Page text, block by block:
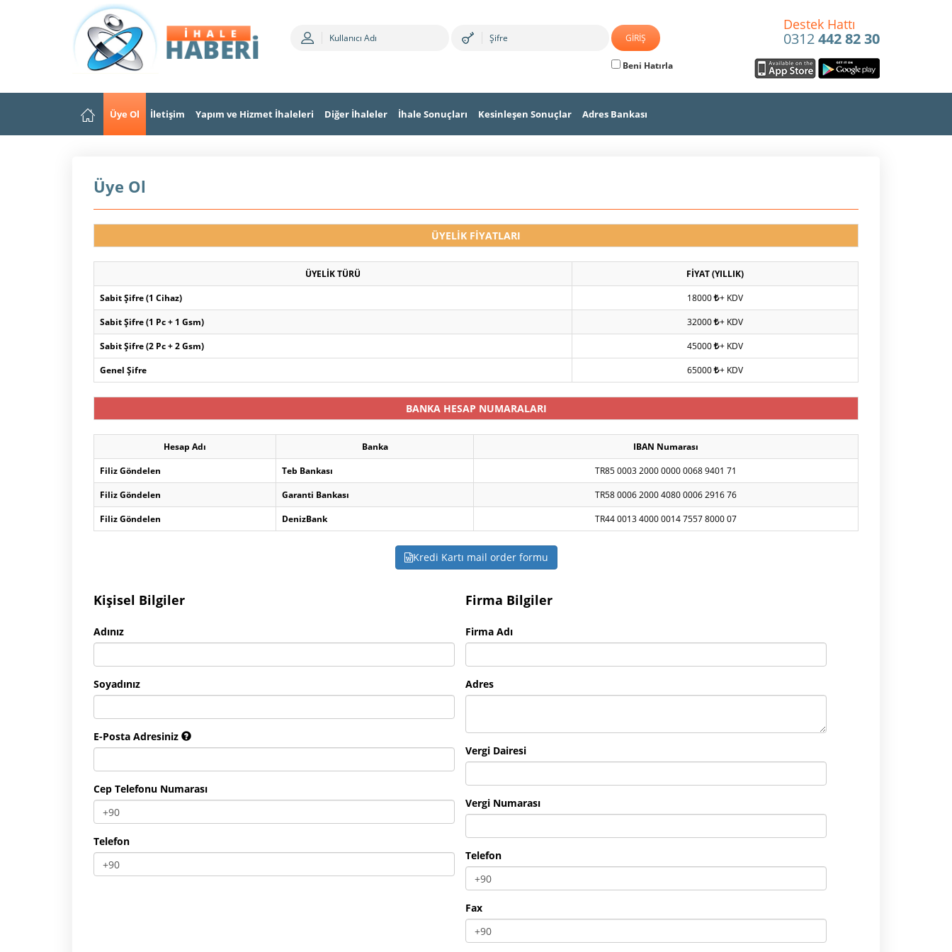
Beni Hatırla
Destek Hattı
0312442 82 30
Üye Ol İletişim Yapım ve Hizmet İhaleleri Diğer İhaleler İhale Sonuçları Kesinleşen Sonuçlar Adres Bankası
Üye Ol
ÜYELİK FİYATLARI
ÜYELİK TÜRÜ
FİYAT (YILLIK)
Sabit Şifre (1 Cihaz)
18000 + KDV
Sabit Şifre (1 Pc + 1 Gsm)
32000 + KDV
Sabit Şifre (2 Pc + 2 Gsm)
45000 + KDV
Genel Şifre
65000 + KDV
BANKA HESAP NUMARALARI
Hesap Adı Banka
IBAN Numarası
Filiz Göndelen
Teb Bankası
TR85 0003 2000 0000 0068 9401 71
Filiz Göndelen
Garanti Bankası
TR58 0006 2000 4080 0006 2916 76
Filiz Göndelen
DenizBank TR44 0013 4000 0014 7557 8000 07
Kredi Kartı mail order formu
Kişisel Bilgiler
Adınız
Soyadınız
E-Posta Adresiniz
Cep Telefonu Numarası
Telefon
Firma Bilgiler
Firma Adı
Adres
Vergi Dairesi
Vergi Numarası
Telefon
Fax